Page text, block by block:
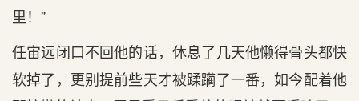
里！”
任宙远闭口不回他的话，休息了几天他懒得骨头都快
软掉了，更别提前些天才被蹂躏了一番，如今配着他